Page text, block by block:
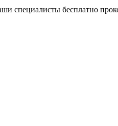
специалисты бесплатно